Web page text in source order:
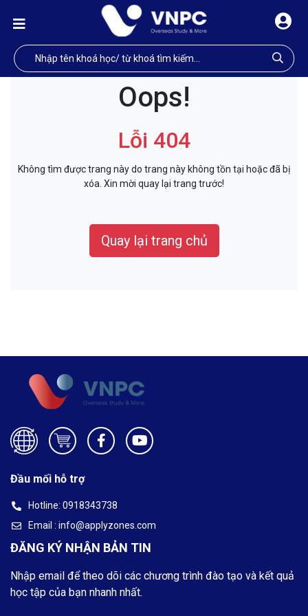
Oops!
Lỗi 404
Không tìm được trang này do trang này không tồn tại hoặc đã bị
xóa. Xin mời quay lại trang trước!
Quay lại trang chủ
Đầu mối hỗ trợ
Hotline: 0918343738
Email : info@applyzones.com
ĐĂNG KÝ NHẬN BẢN TIN
Nhập email để theo dõi các chương trình đào tạo và kết quả
học tập của bạn nhanh nhất.